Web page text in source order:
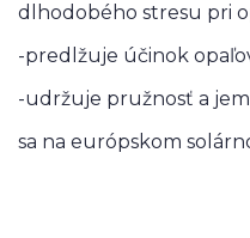
dlhodobého stresu pri
-predlžuje účinok
-udržuje pružnosť a
sa na európskom